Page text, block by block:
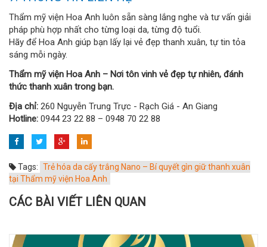
Thẩm mỹ viện Hoa Anh luôn sẵn sàng lắng nghe và tư vấn giải
pháp phù hợp nhất cho từng loại da, từng độ tuổi.
Hãy để Hoa Anh giúp bạn lấy lại vẻ đẹp thanh xuân, tự tin tỏa
sáng mỗi ngày.
Thẩm mỹ viện Hoa Anh – Nơi tôn vinh vẻ đẹp tự nhiên, đánh
thức thanh xuân trong bạn.
Địa chỉ: 260 Nguyễn Trung Trực - Rạch Giá - An Giang
Hotline: 0944 23 22 88 – 0948 70 22 88
Tags: Trẻ hóa da cấy trắng Nano – Bí quyết gìn giữ thanh xuân
tại Thẩm mỹ viện Hoa Anh
CÁC BÀI VIẾT LIÊN QUAN